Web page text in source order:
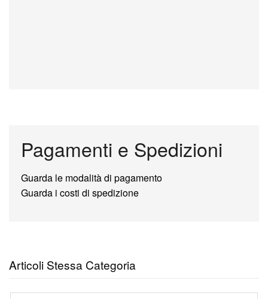
Pagamenti e Spedizioni
Guarda le modalità di pagamento
Guarda i costi di spedizione
Articoli Stessa Categoria